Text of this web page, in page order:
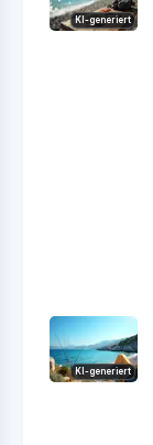
KI-generiert
KI-generiert